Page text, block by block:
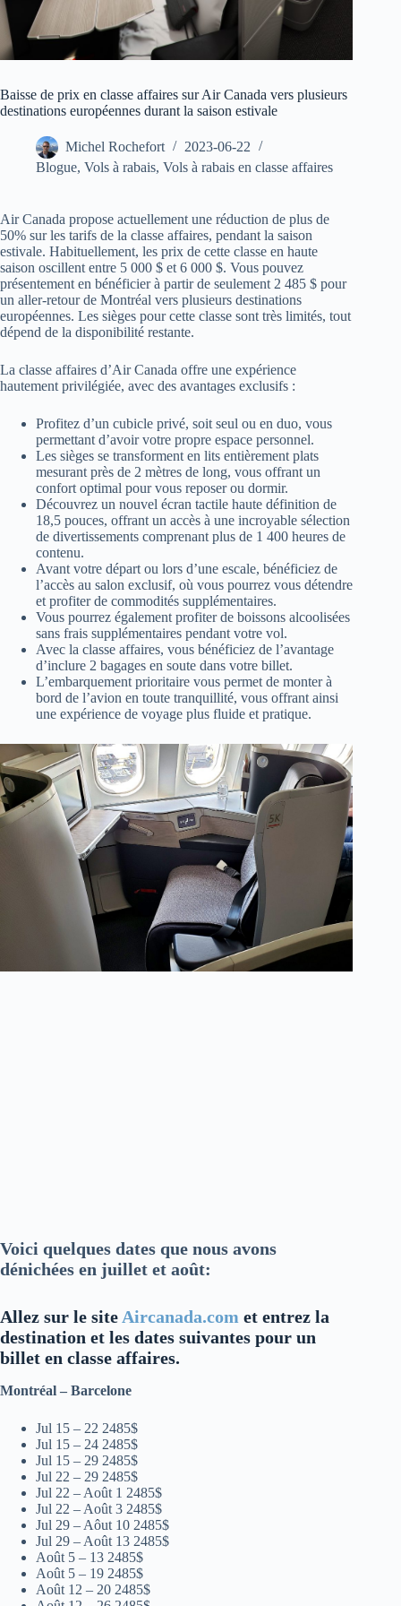
Baisse de prix en classe affaires sur Air Canada vers plusieurs
destinations européennes durant la saison estivale
Michel Rochefort
2023-06-22
Blogue, Vols à rabais, Vols à rabais en classe affaires
Air Canada propose actuellement une réduction de plus de
50% sur les tarifs de la classe affaires, pendant la saison
estivale. Habituellement, les prix de cette classe en haute
saison oscillent entre 5 000 $ et 6 000 $. Vous pouvez
présentement en bénéficier à partir de seulement 2 485 $ pour
un aller-retour de Montréal vers plusieurs destinations
européennes. Les sièges pour cette classe sont très limités, tout
dépend de la disponibilité restante.
La classe affaires d’Air Canada offre une expérience
hautement privilégiée, avec des avantages exclusifs :
Profitez d’un cubicle privé, soit seul ou en duo, vous
permettant d’avoir votre propre espace personnel.
Les sièges se transforment en lits entièrement plats
mesurant près de 2 mètres de long, vous offrant un
confort optimal pour vous reposer ou dormir.
Découvrez un nouvel écran tactile haute définition de
18,5 pouces, offrant un accès à une incroyable sélection
de divertissements comprenant plus de 1 400 heures de
contenu.
Avant votre départ ou lors d’une escale, bénéficiez de
l’accès au salon exclusif, où vous pourrez vous détendre
et profiter de commodités supplémentaires.
Vous pourrez également profiter de boissons alcoolisées
sans frais supplémentaires pendant votre vol.
Avec la classe affaires, vous bénéficiez de l’avantage
d’inclure 2 bagages en soute dans votre billet.
L’embarquement prioritaire vous permet de monter à
bord de l’avion en toute tranquillité, vous offrant ainsi
une expérience de voyage plus fluide et pratique.
Voici quelques dates que nous avons
dénichées en juillet et août:
Allez sur le site Aircanada.com et entrez la
destination et les dates suivantes pour un
billet en classe affaires.
Montréal – Barcelone
Jul 15 – 22 2485$
Jul 15 – 24 2485$
Jul 15 – 29 2485$
Jul 22 – 29 2485$
Jul 22 – Août 1 2485$
Jul 22 – Août 3 2485$
Jul 29 – Aôut 10 2485$
Jul 29 – Août 13 2485$
Août 5 – 13 2485$
Août 5 – 19 2485$
Août 12 – 20 2485$